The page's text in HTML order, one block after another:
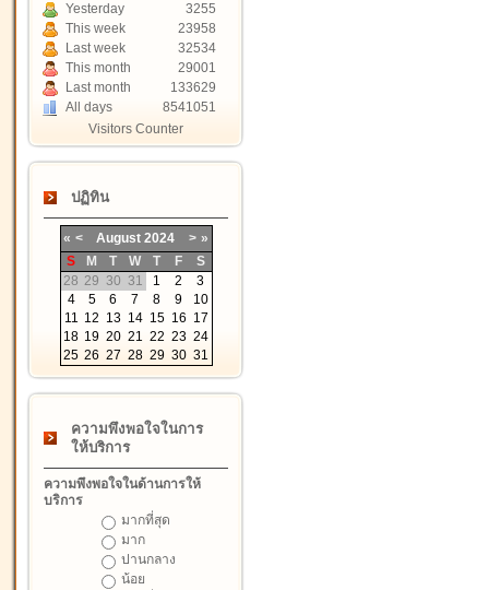
Yesterday
3255
This week
23958
Last week
32534
This month
29001
Last month
133629
All days
8541051
Visitors Counter
ปฏิทิน
« < August 2024 > »
S
M T W T F
S
28 29 30 31 1 2
3
4
5 6 7 8 9
10
11 12 13 14 15 16 17
18 19 20 21 22 23 24
25 26 27 28 29 30 31
ความพึงพอใจในการ
ให้บริการ
ความพึงพอใจในด้านการให้
บริการ
มากที่สุด
มาก
ปานกลาง
น้อย